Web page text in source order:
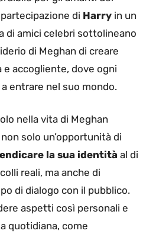
di Harry in un
di amici celebri sottolineano
di Meghan di creare
e accogliente, dove ogni
entrare nel suo mondo.
nella vita di Meghan
solo un’opportunità di
la sua identità al di
reali, ma anche di
di dialogo con il pubblico.
aspetti così personali e
quotidiana, come